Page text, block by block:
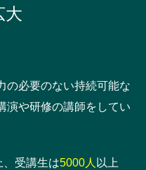
の必要のない持続可能な
演や研修の講師をしてい
、受講生は5000人 以上